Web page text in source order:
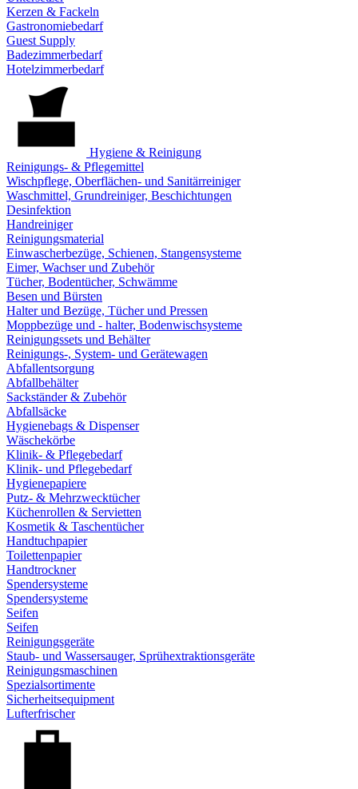
Kerzen & Fackeln
Gastronomiebedarf
Guest Supply
Badezimmerbedarf
Hotelzimmerbedarf
Hygiene & Reinigung
Reinigungs- & Pflegemittel
Wischpflege, Oberflächen- und Sanitärreiniger
Waschmittel, Grundreiniger, Beschichtungen
Desinfektion
Handreiniger
Reinigungsmaterial
Einwascherbezüge, Schienen, Stangensysteme
Eimer, Wachser und Zubehör
Tücher, Bodentücher, Schwämme
Besen und Bürsten
Halter und Bezüge, Tücher und Pressen
Moppbezüge und - halter, Bodenwischsysteme
Reinigungssets und Behälter
Reinigungs-, System- und Gerätewagen
Abfallentsorgung
Abfallbehälter
Sackständer & Zubehör
Abfallsäcke
Hygienebags & Dispenser
Wäschekörbe
Klinik- & Pflegebedarf
Klinik- und Pflegebedarf
Hygienepapiere
Putz- & Mehrzwecktücher
Küchenrollen & Servietten
Kosmetik & Taschentücher
Handtuchpapier
Toilettenpapier
Handtrockner
Spendersysteme
Spendersysteme
Seifen
Seifen
Reinigungsgeräte
Staub- und Wassersauger, Sprühextraktionsgeräte
Reinigungsmaschinen
Spezialsortimente
Sicherheitsequipment
Lufterfrischer